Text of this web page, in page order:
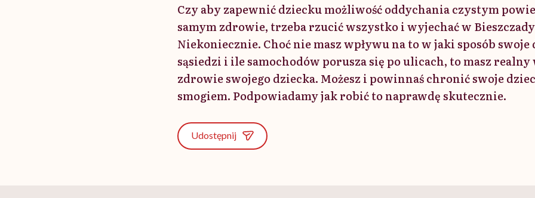
Czy aby zapewnić dziecku możliwość oddychania czystym
samym zdrowie, trzeba rzucić wszystko i wyjechać w
Niekoniecznie. Choć nie masz wpływu na to w jaki sposób
sąsiedzi i ile samochodów porusza się po ulicach, to masz realny
zdrowie swojego dziecka. Możesz i powinnaś chronić swoje
smogiem. Podpowiadamy jak robić to naprawdę skutecznie.
Udostępnij